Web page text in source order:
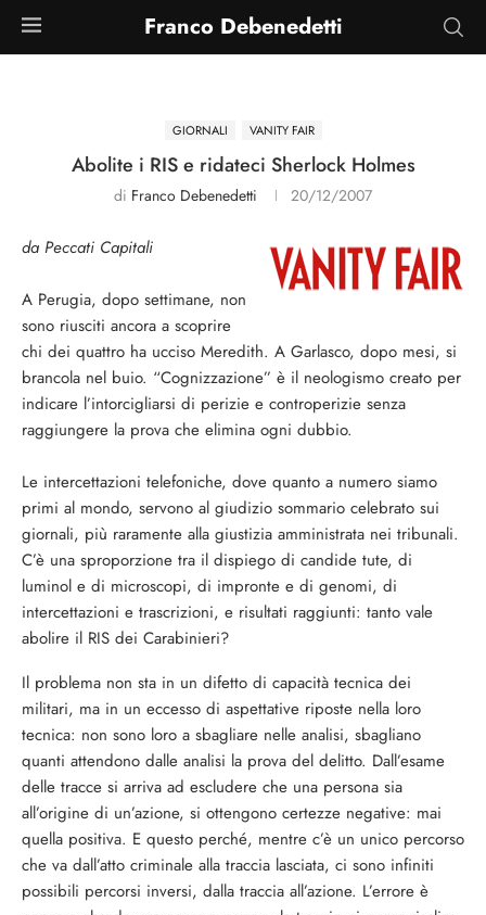
Franco Debenedetti
GIORNALI VANITY FAIR
Abolite i RIS e ridateci Sherlock Holmes
di Franco Debenedetti 20/12/2007
da Peccati Capitali
A Perugia, dopo settimane, non
sono riusciti ancora a scoprire
chi dei quattro ha ucciso Meredith. A Garlasco, dopo mesi, si
brancola nel buio. “Cognizzazione” è il neologismo creato per
indicare l’intorcigliarsi di perizie e controperizie senza
raggiungere la prova che elimina ogni dubbio.
Le intercettazioni telefoniche, dove quanto a numero siamo
primi al mondo, servono al giudizio sommario celebrato sui
giornali, più raramente alla giustizia amministrata nei tribunali.
C’è una sproporzione tra il dispiego di candide tute, di
luminol e di microscopi, di impronte e di genomi, di
intercettazioni e trascrizioni, e risultati raggiunti: tanto vale
abolire il RIS dei Carabinieri?
Il problema non sta in un difetto di capacità tecnica dei
militari, ma in un eccesso di aspettative riposte nella loro
tecnica: non sono loro a sbagliare nelle analisi, sbagliano
quanti attendono dalle analisi la prova del delitto. Dall’esame
delle tracce si arriva ad escludere che una persona sia
all’origine di un’azione, si ottengono certezze negative: mai
quella positiva. E questo perché, mentre c’è un unico percorso
che va dall’atto criminale alla traccia lasciata, ci sono infiniti
possibili percorsi inversi, dalla traccia all’azione. L’errore è